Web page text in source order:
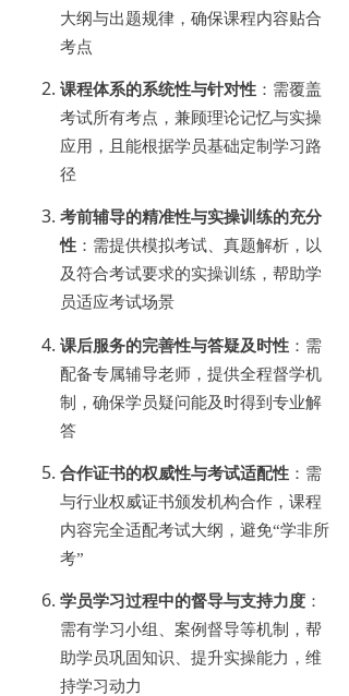
大纲与出题规律，确保课程内容贴合
考点
课程体系的系统性与针对性 ：需覆盖
考试所有考点，兼顾理论记忆与实操
应用，且能根据学员基础定制学习路
径
考前辅导的精准性与实操训练的充分
性 ：需提供模拟考试、真题解析，以
及符合考试要求的实操训练，帮助学
员适应考试场景
课后服务的完善性与答疑及时性 ：需
配备专属辅导老师，提供全程督学机
制，确保学员疑问能及时得到专业解
答
合作证书的权威性与考试适配性 ：需
与行业权威证书颁发机构合作，课程
内容完全适配考试大纲，避免“学非所
考”
学员学习过程中的督导与支持力度 ：
需有学习小组、案例督导等机制，帮
助学员巩固知识、提升实操能力，维
持学习动力